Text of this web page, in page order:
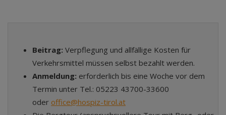
Beitrag: Verpflegung und allfällige Kosten für
Verkehrsmittel müssen selbst bezahlt werden.
Anmeldung: erforderlich bis eine Woche vor dem
Termin unter Tel.: 05223 43700-33600
oder office@hospiz-tirol.at